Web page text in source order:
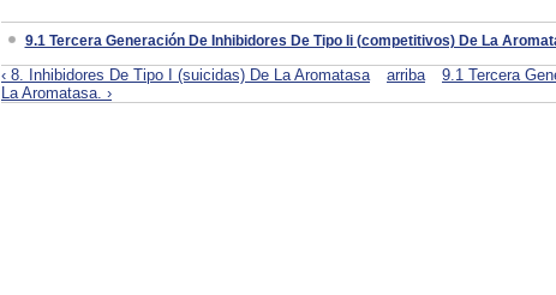
9.1 Tercera Generación De Inhibidores De Tipo Ii (competitivos) De La
‹ 8. Inhibidores De Tipo I (suicidas) De La Aromatasa arriba
9.1 Tercera
La Aromatasa. ›